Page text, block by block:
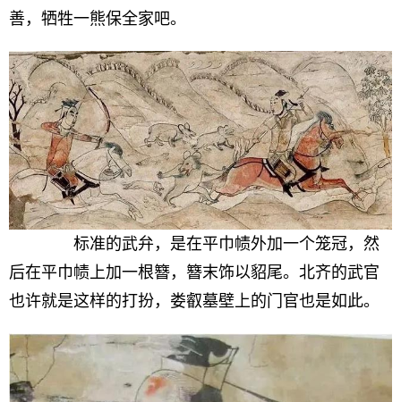
善，牺牲一熊保全家吧。
标准的武弁，是在平巾帻外加一个笼冠，然
后在平巾帻上加一根簪，簪末饰以貂尾。北齐的武官
也许就是这样的打扮，娄叡墓壁上的门官也是如此。